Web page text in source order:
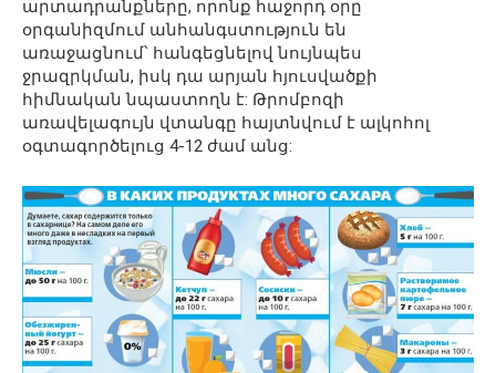
արտադրանքները, որոնք հաջորդ օրը
օրգանիզմում անհանգստություն են
առաջացնում՝ հանգեցնելով նույնպես
ջրազրկման, իսկ դա արյան հյուսվածքի
հիմնական նպաստողն է: Թրոմբոզի
առավելագույն վտանգը հայտնվում է ալկոհոլ
օգտագործելուց 4-12 ժամ անց: